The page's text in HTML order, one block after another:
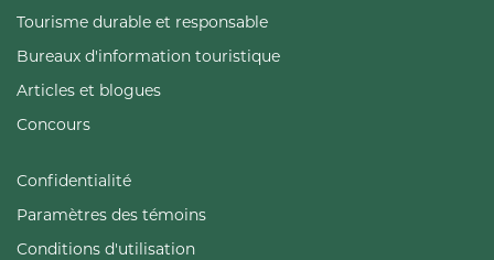
Tourisme durable et responsable
Bureaux d'information touristique
Articles et blogues
Concours
Confidentialité
Paramètres des témoins
Conditions d'utilisation